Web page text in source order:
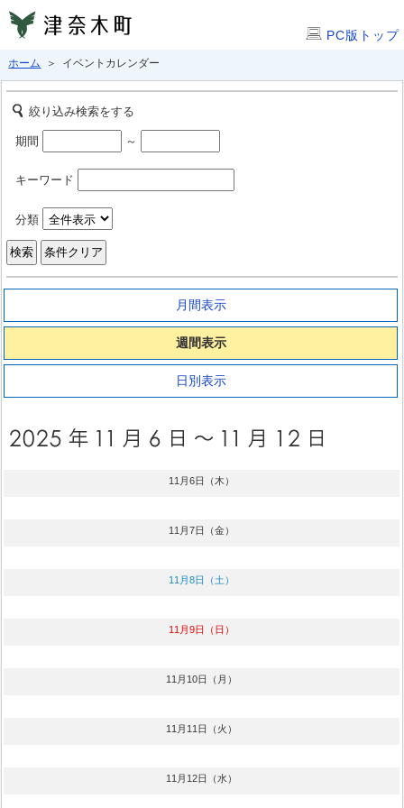
PC版トップ
ホーム ＞ イベントカレンダー
絞り込み検索をする
期間 ～
キーワード
分類
月間表示
週間表示
日別表示
11月6日（木）
11月7日（金）
11月8日（土）
11月9日（日）
11月10日（月）
11月11日（火）
11月12日（水）